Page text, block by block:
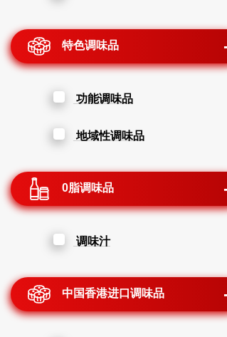
特色调味品
功能调味品
地域性调味品
0脂调味品
调味汁
中国香港进口调味品